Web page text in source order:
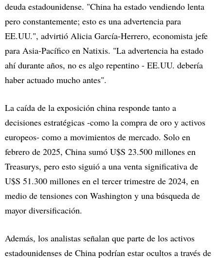
deuda estadounidense. "China ha estado vendiendo lenta
pero constantemente; esto es una advertencia para
EE.UU.", advirtió Alicia García-Herrero, economista jefe
para Asia-Pacífico en Natixis. "La advertencia ha estado
ahí durante años, no es algo repentino - EE.UU. debería
haber actuado mucho antes".
La caída de la exposición china responde tanto a
decisiones estratégicas -como la compra de oro y activos
europeos- como a movimientos de mercado. Solo en
febrero de 2025, China sumó U$S 23.500 millones en
Treasurys, pero esto siguió a una venta significativa de
U$S 51.300 millones en el tercer trimestre de 2024, en
medio de tensiones con Washington y una búsqueda de
mayor diversificación.
Además, los analistas señalan que parte de los activos
estadounidenses de China podrían estar ocultos a través de